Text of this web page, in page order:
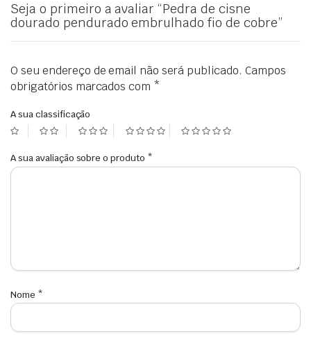
Seja o primeiro a avaliar “Pedra de cisne
dourado pendurado embrulhado fio de cobre”
O seu endereço de email não será publicado. Campos
obrigatórios marcados com *
A sua classificação
A sua avaliação sobre o produto *
Nome *